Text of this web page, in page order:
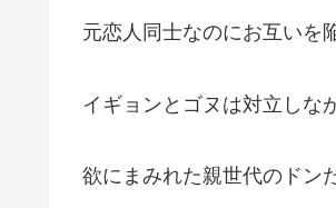
元恋人同士なのにお互いを
イギョンとゴヌは対立しな
欲にまみれた親世代のドン